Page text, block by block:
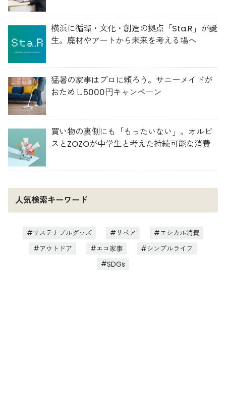
横浜に循環・文化・創造の拠点「Sta.R」が誕
生。廃材やアートから未来を考える場へ
猛暑の家事はプロに頼ろう。サニーメイドが
おためし5000円キャンペーン
買い物の裏側にも「もったいない」。オルビ
スとZOZOが中学生と考えた持続可能な消費
人気検索キーワード
サステナブルグッズ リペア
エシカル消費
アウトドア
エコ家事
シンプルライフ
SDGs